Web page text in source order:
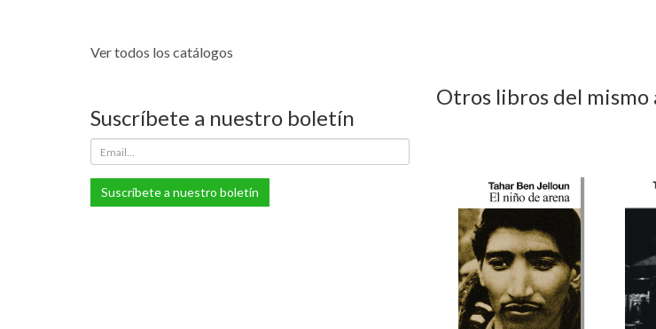
Ver todos los catálogos
Suscríbete a nuestro boletín
Suscríbete a nuestro boletín
Otros libros del mismo